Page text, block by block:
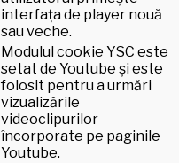
interfața de player nouă
sau veche.
Modulul cookie YSC este
setat de Youtube și este
folosit pentru a urmări
vizualizările
videoclipurilor
încorporate pe paginile
Youtube.